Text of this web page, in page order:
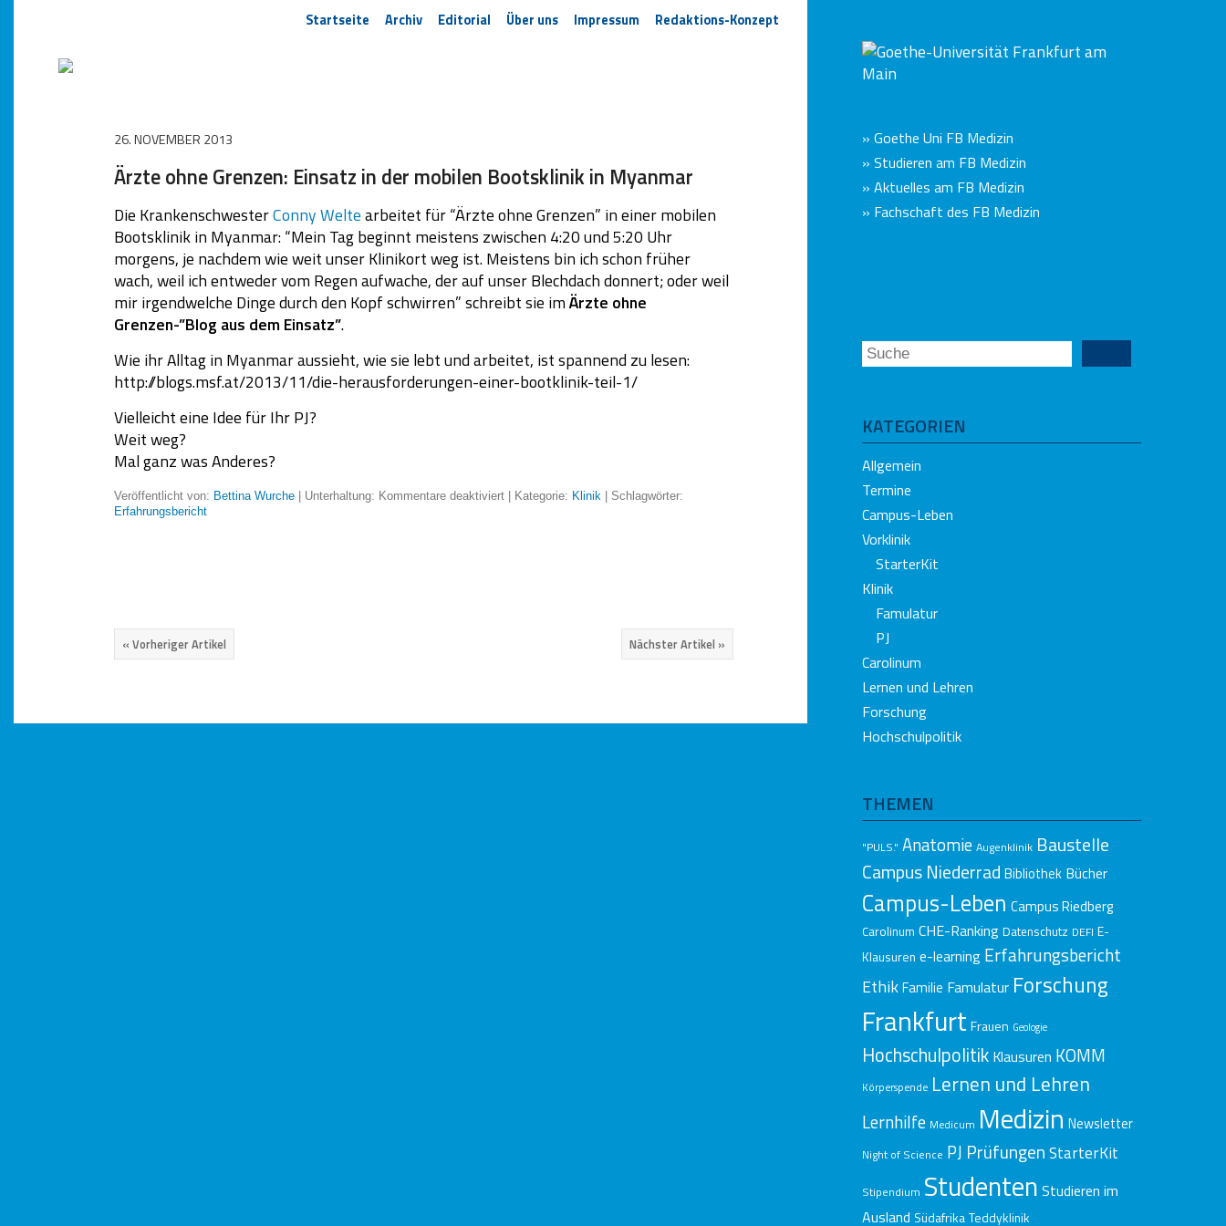
Startseite Archiv Editorial Über uns Impressum Redaktions-Konzept
26. NOVEMBER 2013
Ärzte ohne Grenzen: Einsatz in der mobilen Bootsklinik in Myanmar
Die KrankenschwesterConny Weltearbeitet für “Ärzte ohne Grenzen” in einer mobilen
Bootsklinik in Myanmar: “Mein Tag beginnt meistens zwischen 4:20 und 5:20 Uhr
morgens, je nachdem wie weit unser Klinikort weg ist. Meistens bin ich schon früher
wach, weil ich entweder vom Regen aufwache, der auf unser Blechdach donnert; oder weil
mir irgendwelche Dinge durch den Kopf schwirren” schreibt sie imÄrzte ohne
Grenzen-”Blog aus dem Einsatz”.
Wie ihr Alltag in Myanmar aussieht, wie sie lebt und arbeitet, ist spannend zu lesen:
http://blogs.msf.at/2013/11/die-herausforderungen-einer-bootklinik-teil-1/
Vielleicht eine Idee für Ihr PJ?
Weit weg?
Mal ganz was Anderes?
Veröffentlicht von: Bettina Wurche | Unterhaltung: Kommentare deaktiviert | Kategorie: Klinik
| Schlagwörter:
Erfahrungsbericht
Nächster Artikel »
« Vorheriger Artikel
» Goethe Uni FB Medizin
» Studieren am FB Medizin
» Aktuelles am FB Medizin
» Fachschaft des FB Medizin
KATEGORIEN
Allgemein
Termine
Campus-Leben
Vorklinik
StarterKit
Klinik
Famulatur
PJ
Carolinum
Lernen und Lehren
Forschung
Hochschulpolitik
THEMEN
"PULS." Anatomie Augenklinik Baustelle
Campus Niederrad Bibliothek Bücher
Campus-Leben Campus Riedberg
Carolinum CHE-Ranking Datenschutz DEFI E-
Klausuren e-learning Erfahrungsbericht
Ethik Familie Famulatur Forschung
Frankfurt Frauen Geologie
Hochschulpolitik Klausuren KOMM
Körperspende Lernen und Lehren
Lernhilfe Medicum Medizin Newsletter
Night of Science PJ Prüfungen StarterKit
Stipendium Studenten Studieren im
Ausland Südafrika Teddyklinik